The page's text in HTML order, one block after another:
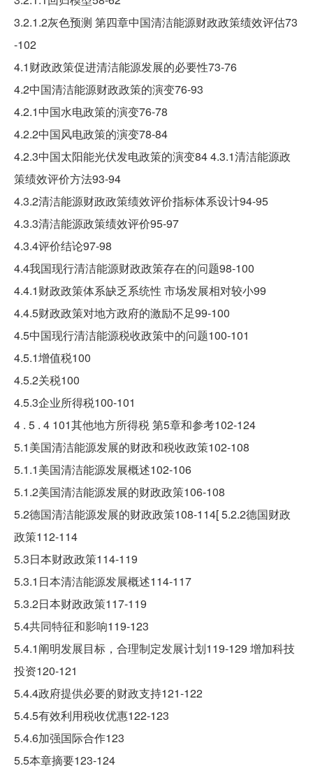
3.2.1.2灰色预测 第四章中国清洁能源财政政策绩效评估73
-102
4.1财政政策促进清洁能源发展的必要性73-76
4.2中国清洁能源财政政策的演变76-93
4.2.1中国水电政策的演变76-78
4.2.2中国风电政策的演变78-84
4.2.3中国太阳能光伏发电政策的演变84 4.3.1清洁能源政
策绩效评价方法93-94
4.3.2清洁能源财政政策绩效评价指标体系设计94-95
4.3.3清洁能源政策绩效评价95-97
4.3.4评价结论97-98
4.4我国现行清洁能源财政政策存在的问题98-100
4.4.1财政政策体系缺乏系统性 市场发展相对较小99
4.4.5财政政策对地方政府的激励不足99-100
4.5中国现行清洁能源税收政策中的问题100-101
4.5.1增值税100
4.5.2关税100
4.5.3企业所得税100-101
4 . 5 . 4 101其他地方所得税 第5章和参考102-124
5.1美国清洁能源发展的财政和税收政策102-108
5.1.1美国清洁能源发展概述102-106
5.1.2美国清洁能源发展的财政政策106-108
5.2德国清洁能源发展的财政政策108-114[ 5.2.2德国财政
政策112-114
5.3日本财政政策114-119
5.3.1日本清洁能源发展概述114-117
5.3.2日本财政政策117-119
5.4共同特征和影响119-123
5.4.1阐明发展目标，合理制定发展计划119-129 增加科技
投资120-121
5.4.4政府提供必要的财政支持121-122
5.4.5有效利用税收优惠122-123
5.4.6加强国际合作123
5.5本章摘要123-124